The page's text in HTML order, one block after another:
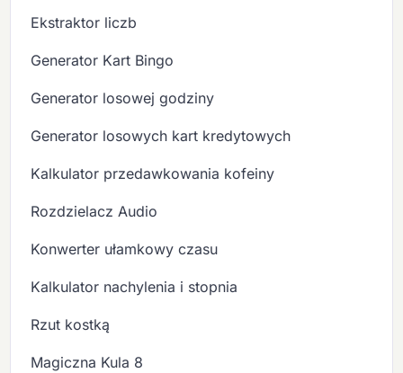
Ekstraktor liczb
Generator Kart Bingo
Generator losowej godziny
Generator losowych kart kredytowych
Kalkulator przedawkowania kofeiny
Rozdzielacz Audio
Konwerter ułamkowy czasu
Kalkulator nachylenia i stopnia
Rzut kostką
Magiczna Kula 8